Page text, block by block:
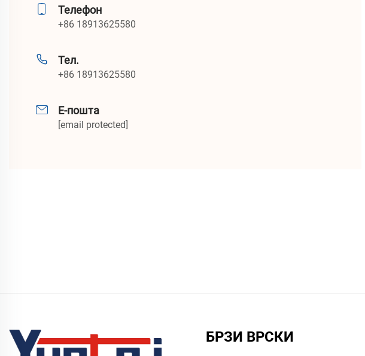
Телефон
+86 18913625580
Тел.
+86 18913625580
Е-пошта
[email protected]
БРЗИ ВРСКИ